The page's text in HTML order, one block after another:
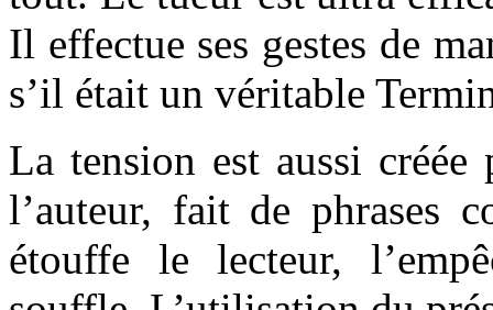
Il effectue ses gestes de
s’il était un véritable
La tension est aussi
l’auteur, fait de phrases
étouffe le lecteur,